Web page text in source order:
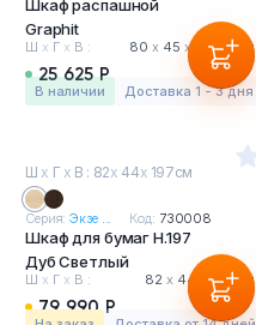
Шкаф распашной
Graphit
Ш х Г х В : 80 х45 х194.6 см
25 625 Р
в наличии Доставка 1 - 3 дня
Ш х Г х В : 82х 44х 197см
Серия:Экзе ... Код: 730008
Шкаф для бумаг H.197
Дуб Светлый
Ш х Г х В : 82 х44 197 см
79 990 Р